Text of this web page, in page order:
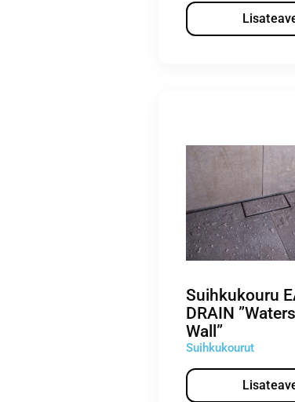
Suihkukouru
DRAIN
Wall”
Suihkukourut